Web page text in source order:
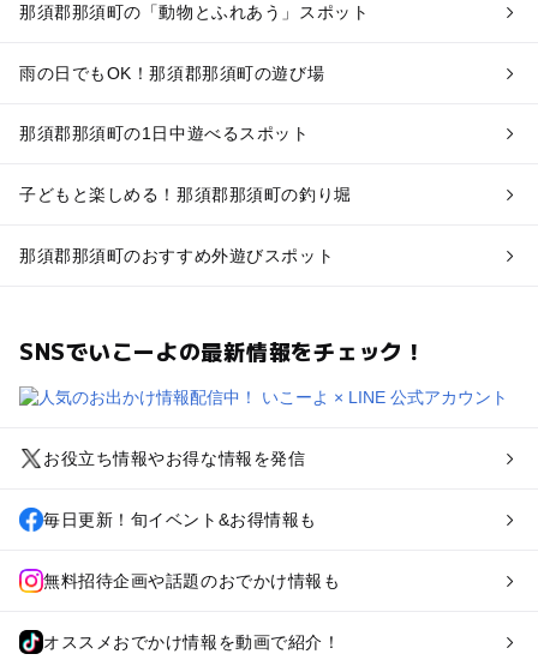
那須郡那須町の「動物とふれあう」スポット
雨の日でもOK！那須郡那須町の遊び場
那須郡那須町の1日中遊べるスポット
子どもと楽しめる！那須郡那須町の釣り堀
那須郡那須町のおすすめ外遊びスポット
SNSでいこーよの最新情報をチェック！
お役立ち情報やお得な情報を発信
毎日更新！旬イベント&お得情報も
無料招待企画や話題のおでかけ情報も
オススメおでかけ情報を動画で紹介！